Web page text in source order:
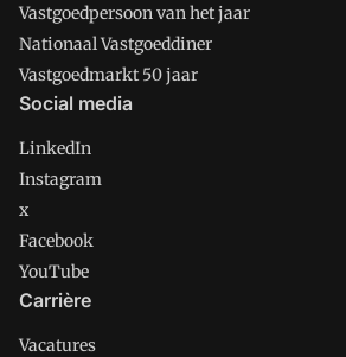
Vastgoedpersoon van het jaar
Nationaal Vastgoeddiner
Vastgoedmarkt 50 jaar
Social media
LinkedIn
Instagram
x
Facebook
YouTube
Carrière
Vacatures